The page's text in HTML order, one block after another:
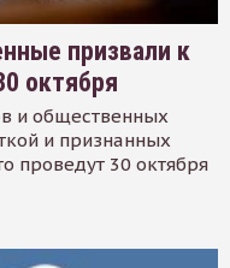
призвали к
октября
и общественных
и признанных
проведут 30 октября